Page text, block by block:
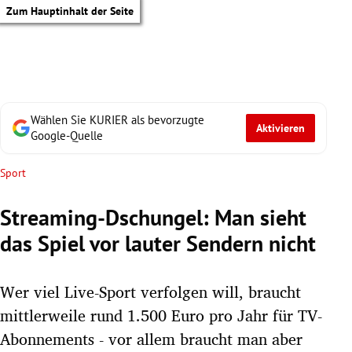
Zum Hauptinhalt der Seite
Untermenü
Wählen Sie KURIER als bevorzugte
Google-Quelle
Aktivieren
Sport
Streaming-Dschungel: Man sieht
das Spiel vor lauter Sendern nicht
Wer viel Live-Sport verfolgen will, braucht
mittlerweile rund 1.500 Euro pro Jahr für TV-
Abonnements - vor allem braucht man aber